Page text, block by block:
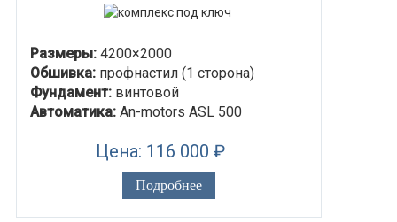
Размеры: 4200×2000
Обшивка: профнастил (1 сторона)
Фундамент: винтовой
Автоматика: An-motors ASL 500
Цена: 116 000 ₽
Подробнее